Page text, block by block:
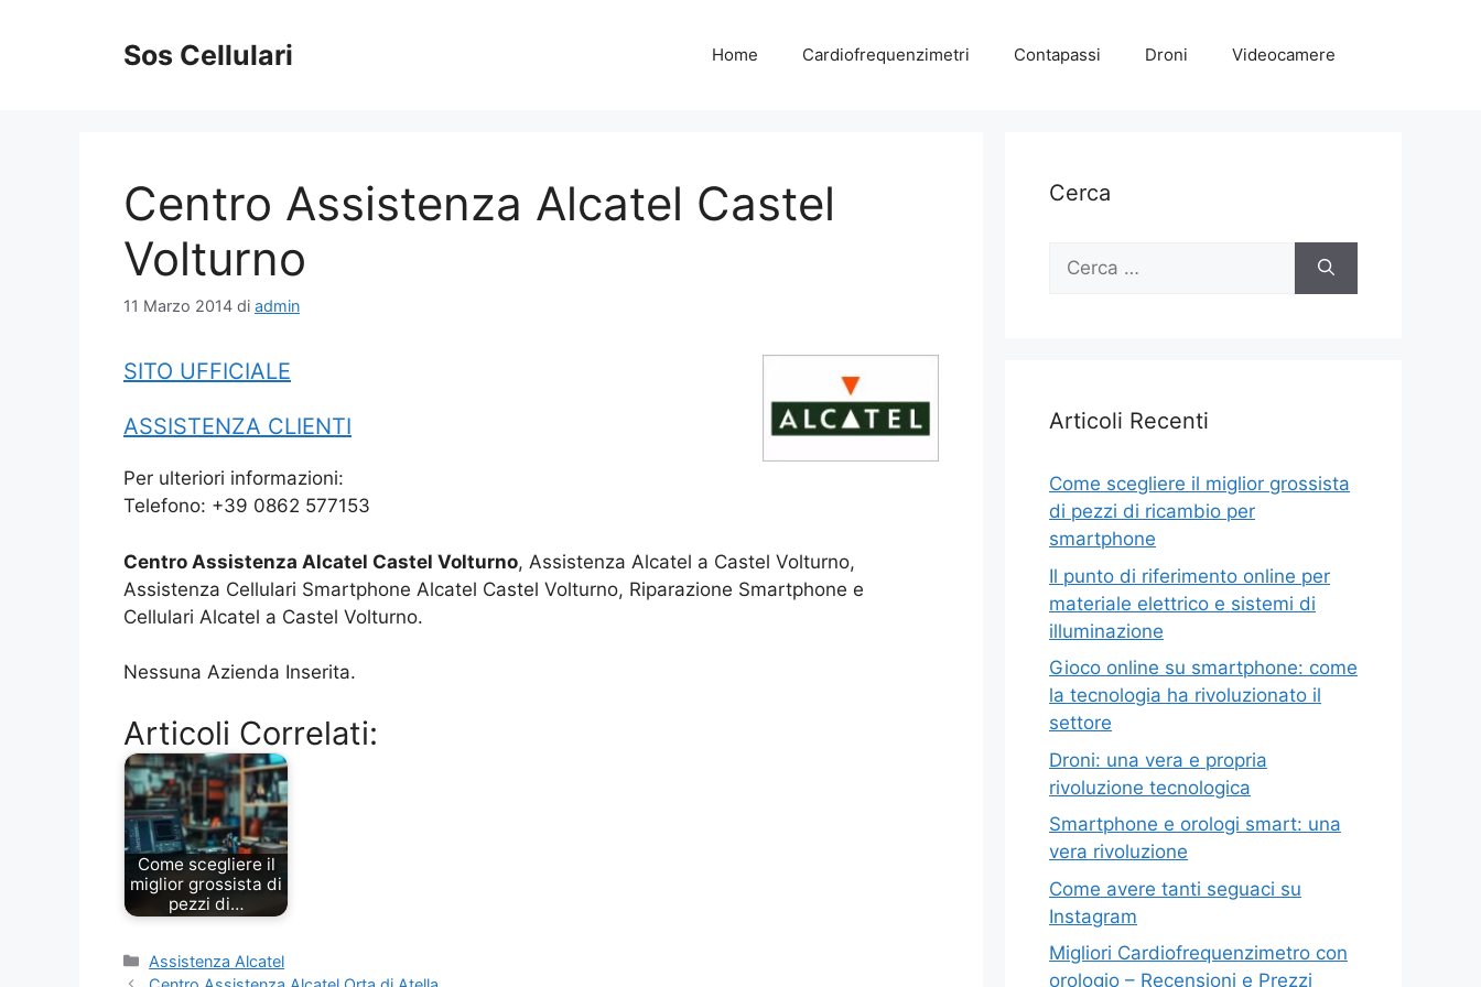
Sos Cellulari Home Cardiofrequenzimetri Contapassi Droni Videocamere
Centro Assistenza Alcatel Castel
Volturno
11 Marzo 2014 di admin
SITO UFFICIALE
ASSISTENZA CLIENTI
Per ulteriori informazioni:
Telefono: +39 0862 577153
Centro Assistenza Alcatel Castel Volturno, Assistenza Alcatel a Castel Volturno,
Assistenza Cellulari Smartphone Alcatel Castel Volturno, Riparazione Smartphone e
Cellulari Alcatel a Castel Volturno.
Nessuna Azienda Inserita.
Articoli Correlati:
Come scegliere il
miglior grossista di
pezzi di…
Categorie
Assistenza Alcatel
Cerca
Ricerca
Articoli Recenti
Come scegliere il miglior grossista
di pezzi di ricambio per
smartphone
Il punto di riferimento online per
materiale elettrico e sistemi di
illuminazione
Gioco online su smartphone: come
la tecnologia ha rivoluzionato il
settore
Droni: una vera e propria
rivoluzione tecnologica
Smartphone e orologi smart: una
vera rivoluzione
Come avere tanti seguaci su
Instagram
Migliori Cardiofrequenzimetro con
orologio – Recensioni e Prezzi